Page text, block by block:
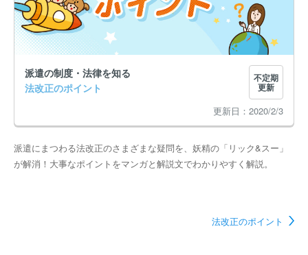
派遣の制度・法律を知る
法改正のポイント
不定期
更新
2020/2/3
派遣にまつわる法改正のさまざまな疑問を、妖精の「リック&スー」
が解消！大事なポイントをマンガと解説文でわかりやすく解説。
法改正のポイント